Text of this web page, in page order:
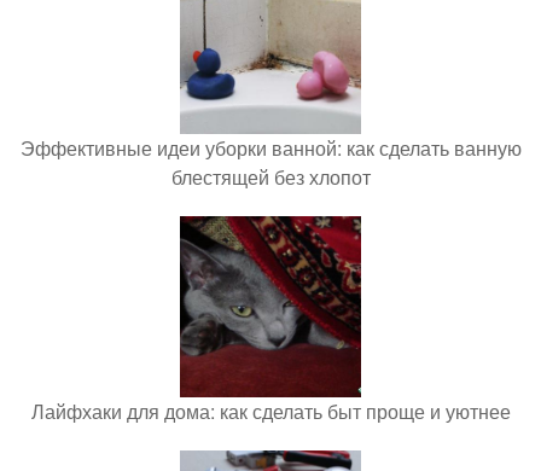
Эффективные идеи уборки ванной: как сделать ванную
блестящей без хлопот
Лайфхаки для дома: как сделать быт проще и уютнее